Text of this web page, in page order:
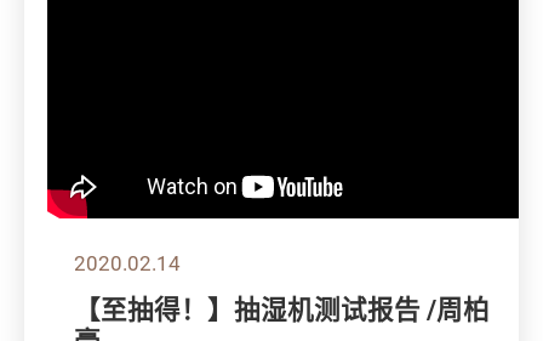
2020.02.14
【至抽得！】抽湿机测试报告 /周柏